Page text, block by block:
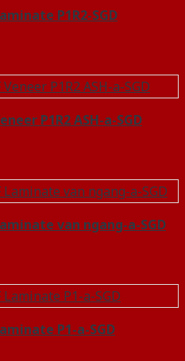
P1R2-SGD
P1R2 ASH-a-SGD
van ngang-a-SGD
P1-a-SGD